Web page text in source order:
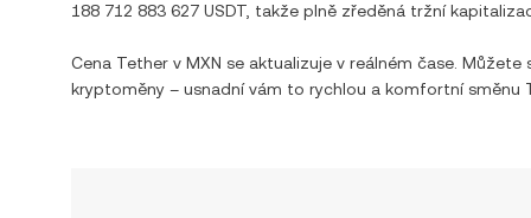
188 712 883 627 USDT , takže plně zředěná tržní
Cena Tether v MXN se aktualizuje v reálném čase.
kryptoměny – usnadní vám to rychlou a komfortní směnu